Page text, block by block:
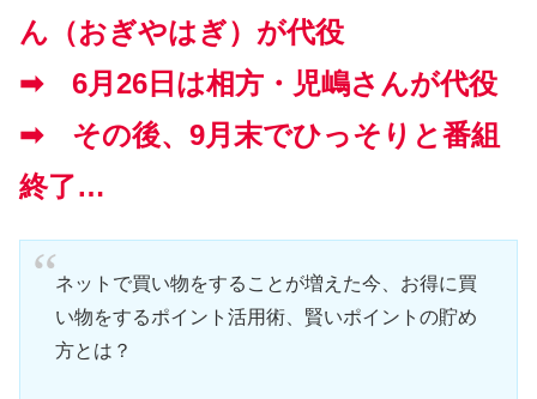
ん（おぎやはぎ）が代役
➡ 6月26日は相方・児嶋さんが代役
➡ その後、9月末でひっそりと番組
終了…
ネットで買い物をすることが増えた今、お得に買
い物をするポイント活用術、賢いポイントの貯め
方とは？